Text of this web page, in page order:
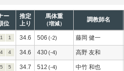
ー
位
推定
上り
馬体重
（増減）
調教師名
1 1 34.6 506 (-2) 藤岡 健一
4 4 34.6 430(-4) 高野 友和
5 5 34.7 512 (-4) 中竹 和也